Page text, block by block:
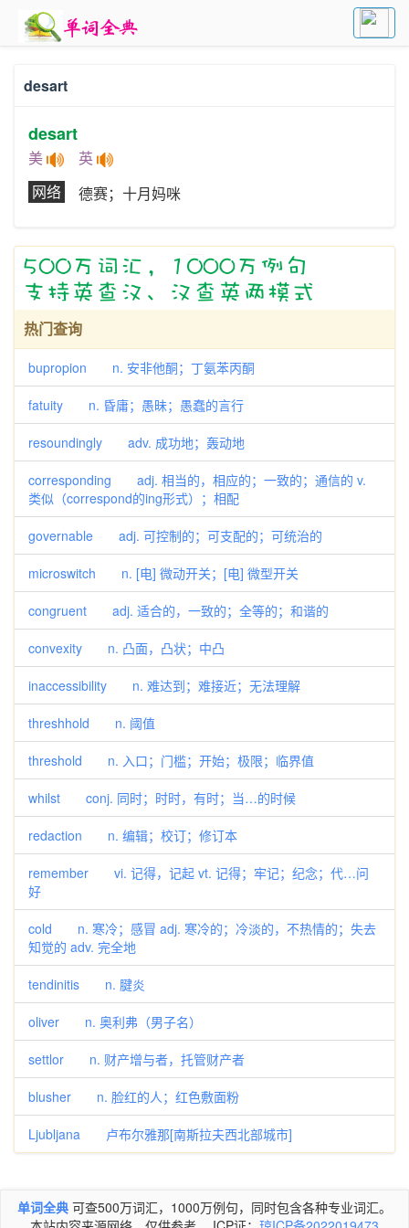
desart
desart
美 英
网络 德赛；十月妈咪
热门查询
bupropion n. 安非他酮；丁氨苯丙酮
fatuity n. 昏庸；愚昧；愚蠢的言行
resoundingly adv. 成功地；轰动地
corresponding adj. 相当的，相应的；一致的；通信的 v.
类似（correspond的ing形式）；相配
governable adj. 可控制的；可支配的；可统治的
microswitch n. [电] 微动开关；[电] 微型开关
congruent adj. 适合的，一致的；全等的；和谐的
convexity n. 凸面，凸状；中凸
inaccessibility n. 难达到；难接近；无法理解
threshhold n. 阈值
threshold n. 入口；门槛；开始；极限；临界值
whilst conj. 同时；时时，有时；当…的时候
redaction n. 编辑；校订；修订本
remember vi. 记得，记起 vt. 记得；牢记；纪念；代…问
好
cold n. 寒冷；感冒 adj. 寒冷的；冷淡的，不热情的；失去
知觉的 adv. 完全地
tendinitis n. 腱炎
oliver n. 奥利弗（男子名）
settlor n. 财产增与者，托管财产者
blusher n. 脸红的人；红色敷面粉
Ljubljana 卢布尔雅那[南斯拉夫西北部城市]
单词全典 可查500万词汇，1000万例句，同时包含各种专业词汇。